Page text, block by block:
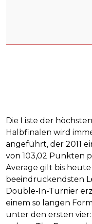
Die Liste der
Halbfinalen wird
angeführt, der 2011
von 103,02 Punkten
Average gilt bis
beeindruckendsten
Double-In-Turnier
einem so langen
unter den ersten